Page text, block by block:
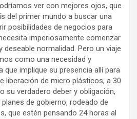
ver con mejores ojos, que
del primer mundo a buscar una
posibilidades de negocios para
imperiosamente comenzar
normalidad. Pero un viaje
como una necesidad y
que implique su presencia allí para
liberación de micro plásticos, a 30
su verdadero deber y obligación,
de gobierno, rodeado de
que estén pensando 24 horas al